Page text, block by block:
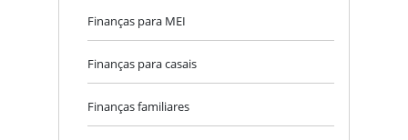
Finanças para MEI
Finanças para casais
Finanças familiares